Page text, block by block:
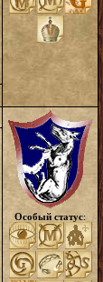
Особый статус: